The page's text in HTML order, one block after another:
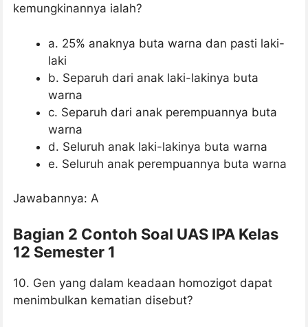
kemungkinannya ialah?
a. 25% anaknya buta warna dan pasti laki-
laki
b. Separuh dari anak laki-lakinya buta
warna
c. Separuh dari anak perempuannya buta
warna
d. Seluruh anak laki-lakinya buta warna
e. Seluruh anak perempuannya buta warna
Jawabannya: A
Bagian 2 Contoh Soal UAS IPA Kelas
12 Semester 1
10. Gen yang dalam keadaan homozigot dapat
menimbulkan kematian disebut?